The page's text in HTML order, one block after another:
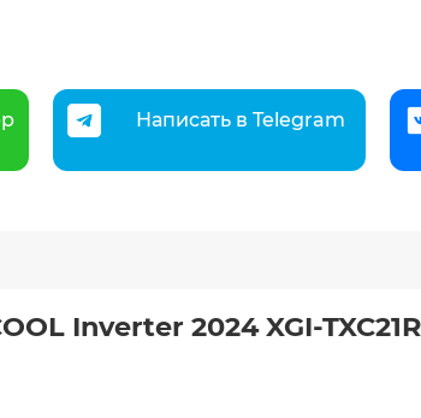
Написать в Telegram
Inverter 2024 XGI-